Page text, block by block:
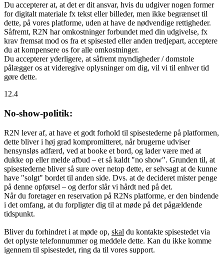
Du accepterer at, at det er dit ansvar, hvis du udgiver nogen former
for digitalt materiale fx tekst eller billeder, men ikke begrænset til
dette, på vores platforme, uden at have de nødvendige rettigheder.
Såfremt, R2N har omkostninger forbundet med din udgivelse, fx
krav fremsat mod os fra et spisested eller anden tredjepart, acceptere
du at kompensere os for alle omkostninger.
Du accepterer yderligere, at såfremt myndigheder / domstole
pålægger os at videregive oplysninger om dig, vil vi til enhver tid
gøre dette.
12.4
No-show-politik:
R2N lever af, at have et godt forhold til spisestederne på platformen,
dette bliver i høj grad kompromitteret, når brugerne udviser
hensynsløs adfærd, ved at booke et bord, og lader være med at
dukke op eller melde afbud – et så kaldt "no show". Grunden til, at
spisestederne bliver så sure over netop dette, er selvsagt at de kunne
have "solgt" bordet til anden side. Dvs. at de decideret mister penge
på denne opførsel – og derfor slår vi hårdt ned på det.
Når du foretager en reservation på R2Ns platforme, er den bindende
i det omfang, at du forpligter dig til at møde på det pågældende
tidspunkt.
Bliver du forhindret i at møde op, skal du kontakte spisestedet via
det oplyste telefonnummer og meddele dette. Kan du ikke komme
igennem til spisestedet, ring da til vores support.